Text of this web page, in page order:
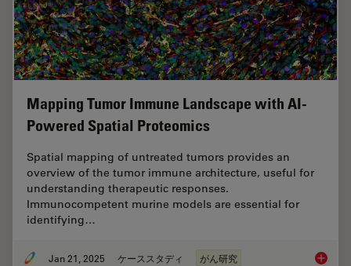
Mapping Tumor Immune Landscape with AI-
Powered Spatial Proteomics
Spatial mapping of untreated tumors provides an
overview of the tumor immune architecture, useful for
understanding therapeutic responses.
Immunocompetent murine models are essential for
identifying…
Jan 21, 2025 ケーススタディ がん研究